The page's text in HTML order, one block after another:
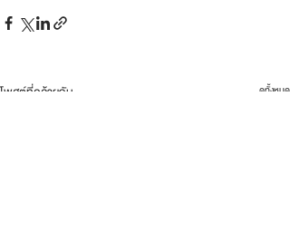
โพสต์ที่คล้ายกัน ดูทั้งหมด